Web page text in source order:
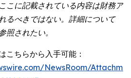
こに記載されている内容は財務ア
るべきではない。詳細について
照されたい。
こちらから入手可能：
NewsRoom/